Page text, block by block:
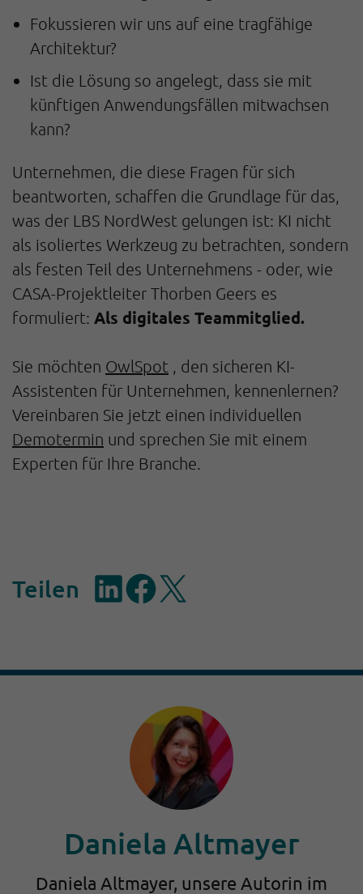
Fokussieren wir uns auf eine tragfähige
Architektur?
Ist die Lösung so angelegt, dass sie mit
künftigen Anwendungsfällen mitwachsen
kann?
Unternehmen, die diese Fragen für sich
beantworten, schaffen die Grundlage für das,
was der LBS NordWest gelungen ist: KI nicht
als isoliertes Werkzeug zu betrachten, sondern
als festen Teil des Unternehmens - oder, wie
CASA-Projektleiter Thorben Geers es
formuliert: Als digitales Teammitglied.
Sie möchten OwlSpot , den sicheren KI-
Assistenten für Unternehmen, kennenlernen?
Vereinbaren Sie jetzt einen individuellen
Demotermin und sprechen Sie mit einem
Experten für Ihre Branche.
Teilen
Daniela Altmayer
Daniela Altmayer, unsere Autorin im